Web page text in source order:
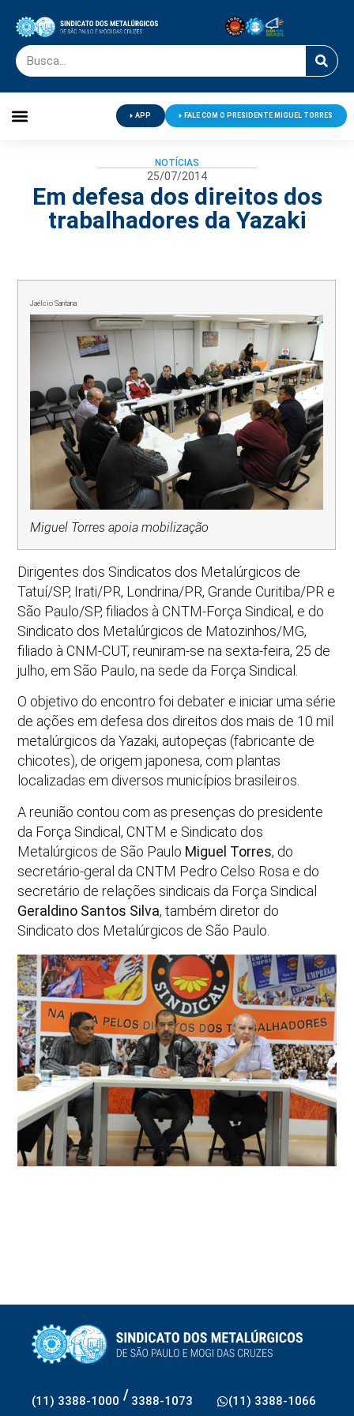
APP FALE COM O PRESIDENTE MIGUEL TORRES
NOTÍCIAS
25/07/2014
Em defesa dos direitos dos
trabalhadores da Yazaki
Jaélcio Santana
Miguel Torres apoia mobilização
Dirigentes dos Sindicatos dos Metalúrgicos de
Tatuí/SP, Irati/PR, Londrina/PR, Grande Curitiba/PR e
São Paulo/SP, filiados à CNTM-Força Sindical, e do
Sindicato dos Metalúrgicos de Matozinhos/MG,
filiado à CNM-CUT, reuniram-se na sexta-feira, 25 de
julho, em São Paulo, na sede da Força Sindical.
O objetivo do encontro foi debater e iniciar uma série
de ações em defesa dos direitos dos mais de 10 mil
metalúrgicos da Yazaki, autopeças (fabricante de
chicotes), de origem japonesa, com plantas
localizadas em diversos municípios brasileiros.
A reunião contou com as presenças do presidente
da Força Sindical, CNTM e Sindicato dos
Metalúrgicos de São Paulo Miguel Torres, do
secretário-geral da CNTM Pedro Celso Rosa e do
secretário de relações sindicais da Força Sindical
Geraldino Santos Silva, também diretor do
Sindicato dos Metalúrgicos de São Paulo.
(11) 3388-1000 / 3388-1073 (11) 3388-1066